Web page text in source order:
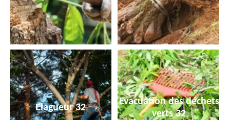
Elagueur 32
Evacuation des déchets
verts 32